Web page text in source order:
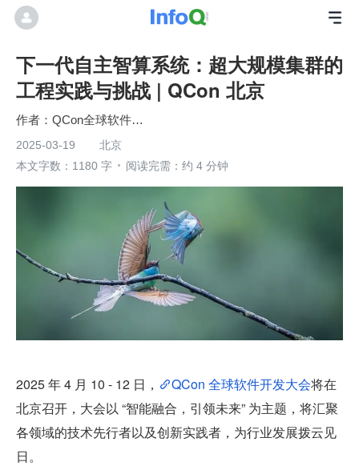
下一代自主智算系统：超大规模集群的
工程实践与挑战 | QCon 北京
QCon全球软件开发大会
2025-03-19
北京
本文字数：1180 字
阅读完需：约 4 分钟
2025 年 4 月 10 - 12 日， QCon 全球软件开发大会将在
北京召开，大会以 “智能融合，引领未来” 为主题，将汇聚
各领域的技术先行者以及创新实践者，为行业发展拨云见
日。